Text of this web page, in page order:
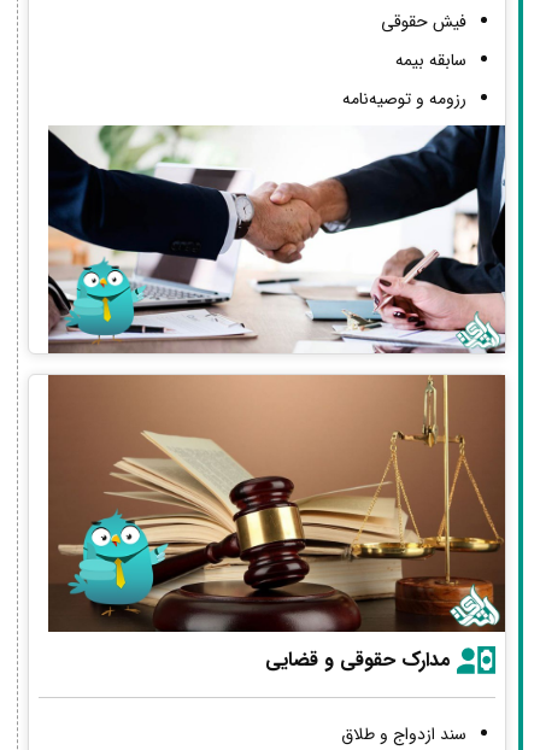
فیش حقوقی
سابقه بیمه
رزومه و توصیه‌نامه
مدارک حقوقی و قضایی
سند ازدواج و طلاق